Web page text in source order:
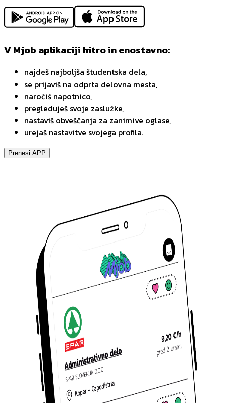
V Mjob aplikaciji hitro in enostavno:
najdeš najboljša študentska dela,
se prijaviš na odprta delovna mesta,
naročiš napotnico,
pregleduješ svoje zaslužke,
nastaviš obveščanja za zanimive oglase,
urejaš nastavitve svojega profila.
Prenesi APP